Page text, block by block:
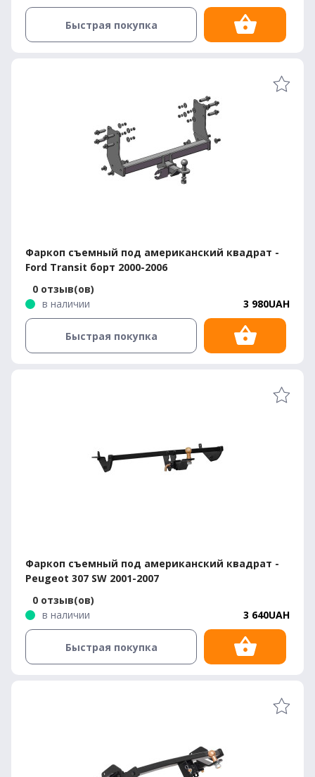
Быстрая покупка
Фаркоп съемный под американский квадрат -
Ford Transit борт 2000-2006
0 отзыв(ов)
в наличии
3 980UAH
Быстрая покупка
Фаркоп съемный под американский квадрат -
Peugeot 307 SW 2001-2007
0 отзыв(ов)
в наличии
3 640UAH
Быстрая покупка